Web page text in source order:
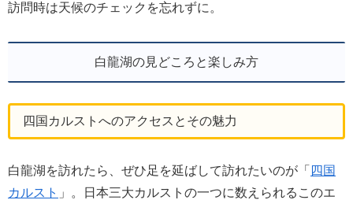
訪問時は天候のチェックを忘れずに。
白龍湖の見どころと楽しみ方
四国カルストへのアクセスとその魅力
白龍湖を訪れたら、ぜひ足を延ばして訪れたいのが「 四国
カルスト 」。日本三大カルストの一つに数えられるこのエ